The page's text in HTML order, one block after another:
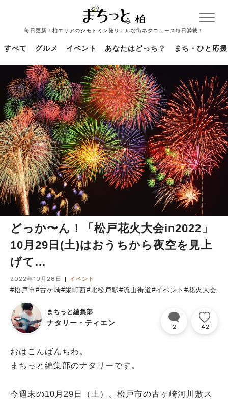
毎日更新！柏エリアのジモトミン発リアルな街ネタニュース毎日満載！
すべて グルメ イベント あなたはどっち？ まち・ひと応援
どっか〜ん！「松戸花火大会in2022」
10月29日(土)はおうちから夜空を見上
げて…
2022年10月28日 イベント
#松戸市#古ケ崎#栄町西#北松戸駅#流山街道#イベント #花火大会
まちっと編集部
ナタリー・ティエン 2 42
おはこんばんちわ。
まちっと編集部のナタリーです。
今週末の10月29日（土）、松戸市の古ヶ崎河川敷ス